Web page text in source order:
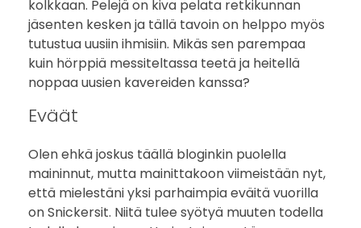
kolkkaan. Pelejä on kiva pelata retkikunnan
jäsenten kesken ja tällä tavoin on helppo myös
tutustua uusiin ihmisiin. Mikäs sen parempaa
kuin hörppiä messiteltassa teetä ja heitellä
noppaa uusien kavereiden kanssa?
Eväät
Olen ehkä joskus täällä bloginkin puolella
maininnut, mutta mainittakoon viimeistään nyt,
että mielestäni yksi parhaimpia eväitä vuorilla
on Snickersit. Niitä tulee syötyä muuten todella